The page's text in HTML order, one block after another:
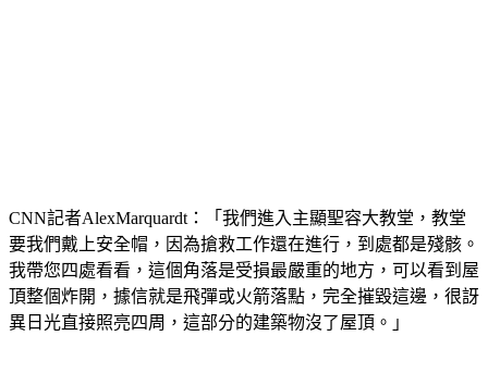
CNN記者AlexMarquardt：「我們進入主顯聖容大教堂，教堂
要我們戴上安全帽，因為搶救工作還在進行，到處都是殘骸。
我帶您四處看看，這個角落是受損最嚴重的地方，可以看到屋
頂整個炸開，據信就是飛彈或火箭落點，完全摧毀這邊，很訝
異日光直接照亮四周，這部分的建築物沒了屋頂。」